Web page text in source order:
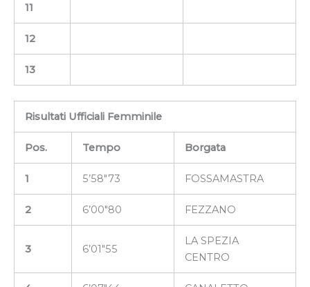
11
12
13
Risultati Ufficiali Femminile
Pos. Tempo Borgata
1 5’58″73 FOSSAMASTRA
2 6’00″80 FEZZANO
3 6’01″55
LA SPEZIA
CENTRO